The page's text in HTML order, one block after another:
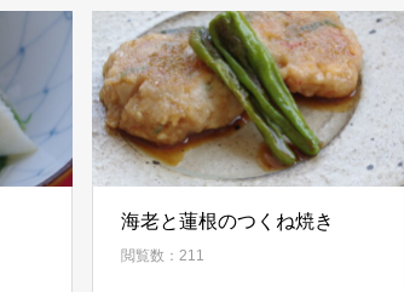
海老と蓮根のつくね焼き
閲覧数：211